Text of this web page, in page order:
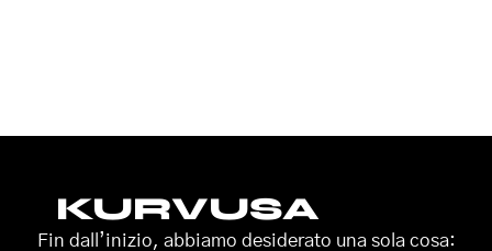
KURVUSA
Fin dall’inizio, abbiamo desiderato una sola cosa: